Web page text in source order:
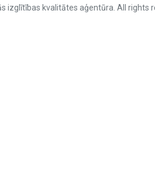
izglītības kvalitātes aģentūra. All rights